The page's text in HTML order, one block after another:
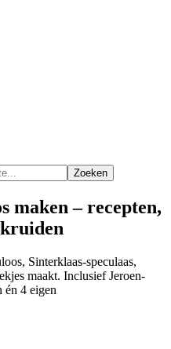
maken – recepten,
Sinterklaas-speculaas,
maakt. Inclusief Jeroen-
én 4 eigen